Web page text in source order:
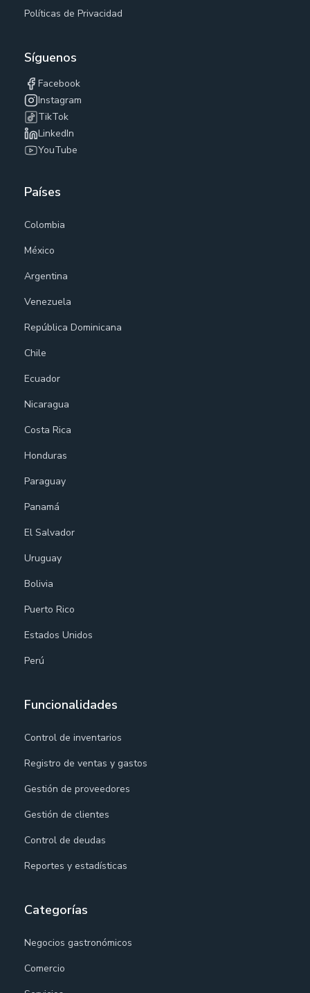
Políticas de Privacidad
Síguenos
Facebook
Instagram
TikTok
LinkedIn
YouTube
Países
Colombia
México
Argentina
Venezuela
República Dominicana
Chile
Ecuador
Nicaragua
Costa Rica
Honduras
Paraguay
Panamá
El Salvador
Uruguay
Bolivia
Puerto Rico
Estados Unidos
Perú
Funcionalidades
Control de inventarios
Registro de ventas y gastos
Gestión de proveedores
Gestión de clientes
Control de deudas
Reportes y estadísticas
Categorías
Negocios gastronómicos
Comercio